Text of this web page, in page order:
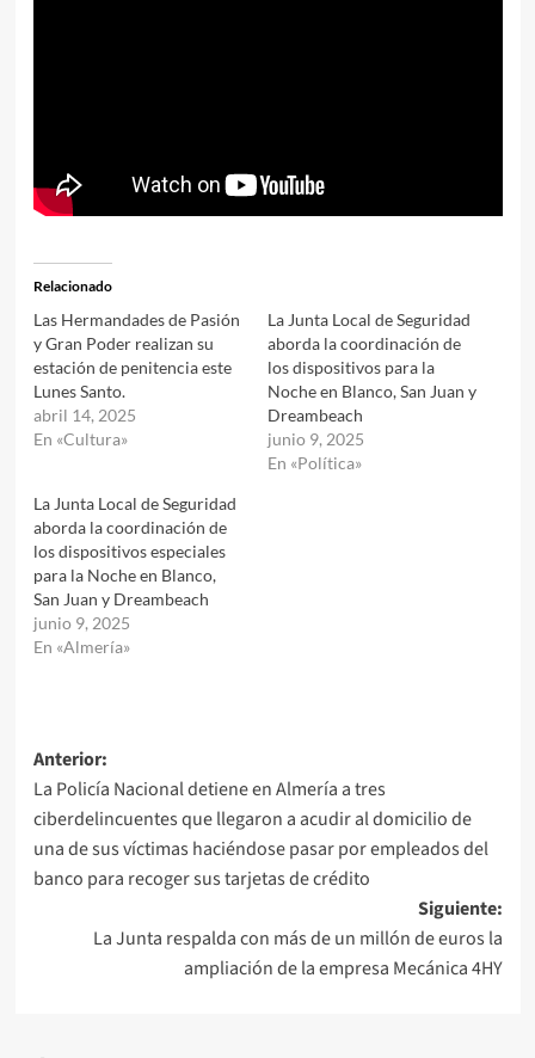
Relacionado
Las Hermandades de Pasión
y Gran Poder realizan su
estación de penitencia este
Lunes Santo.
abril 14, 2025
En «Cultura»
La Junta Local de Seguridad
aborda la coordinación de
los dispositivos para la
Noche en Blanco, San Juan y
Dreambeach
junio 9, 2025
En «Política»
La Junta Local de Seguridad
aborda la coordinación de
los dispositivos especiales
para la Noche en Blanco,
San Juan y Dreambeach
junio 9, 2025
En «Almería»
Navegación
de
entradas
Anterior:
La Policía Nacional detiene en Almería a tres
ciberdelincuentes que llegaron a acudir al domicilio de
una de sus víctimas haciéndose pasar por empleados del
banco para recoger sus tarjetas de crédito
Siguiente:
La Junta respalda con más de un millón de euros la
ampliación de la empresa Mecánica 4HY